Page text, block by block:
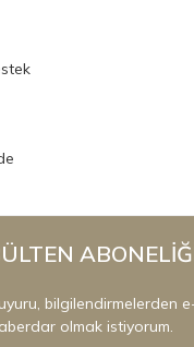
bilgilendirmelerden
olmak istiyorum.